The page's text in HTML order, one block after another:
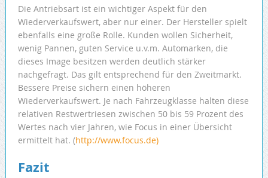
Die Antriebsart ist ein wichtiger Aspekt für den
Wiederverkaufswert, aber nur einer. Der Hersteller spielt
ebenfalls eine große Rolle. Kunden wollen Sicherheit,
wenig Pannen, guten Service u.v.m. Automarken, die
dieses Image besitzen werden deutlich stärker
nachgefragt. Das gilt entsprechend für den Zweitmarkt.
Bessere Preise sichern einen höheren
Wiederverkaufswert. Je nach Fahrzeugklasse halten diese
relativen Restwertriesen zwischen 50 bis 59 Prozent des
Wertes nach vier Jahren, wie Focus in einer Übersicht
ermittelt hat. (http://www.focus.de)
Fazit